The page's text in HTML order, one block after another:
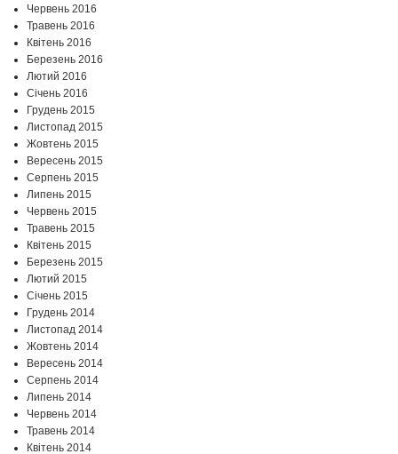
Червень 2016
Травень 2016
Квітень 2016
Березень 2016
Лютий 2016
Січень 2016
Грудень 2015
Листопад 2015
Жовтень 2015
Вересень 2015
Серпень 2015
Липень 2015
Червень 2015
Травень 2015
Квітень 2015
Березень 2015
Лютий 2015
Січень 2015
Грудень 2014
Листопад 2014
Жовтень 2014
Вересень 2014
Серпень 2014
Липень 2014
Червень 2014
Травень 2014
Квітень 2014